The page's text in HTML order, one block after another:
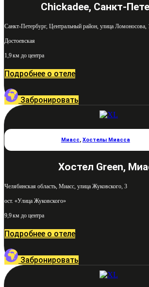
Chickadee, Санкт-
Санкт-Петербург, Центральный район, улица Ломоносова,
Достоевская
1,9 км до центра
Подробнее о отеле
Забронировать
Миасс, Хостелы Миасса
Хостел Green,
Челябинская область, Миасс, улица Жуковского, 3
ост. «Улица Жуковского»
9,9 км до центра
Подробнее о отеле
Забронировать